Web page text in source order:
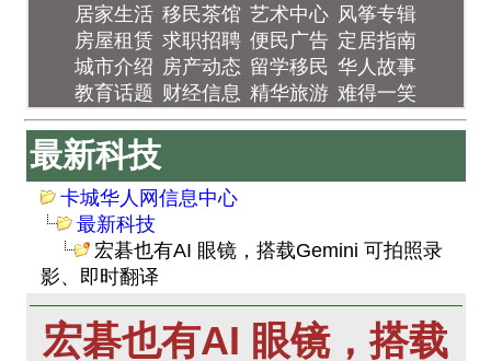
居家生活 移民茶馆 艺术中心 风筝专辑
房屋租赁 求职招聘 便民广告 定居指南
城市介绍 房产动态 留学移民 华人故事
教育话题 财经信息 精华旅游 难得一笑
最新科技
卡城华人网信息中心
最新科技
宏碁也有AI 眼镜，搭载Gemini 可拍照录
影、即时翻译
宏碁也有AI 眼镜，搭载